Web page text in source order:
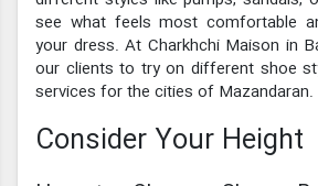
see what feels most comfortable
your dress. At Charkhchi Maison in
our clients to try on different shoe
services for the cities of Mazandaran.
Consider Your Height